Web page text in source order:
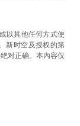
以其他任何方式使
新时空及授权的第
对正确。本內容仅